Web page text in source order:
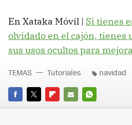
En Xataka Móvil | Si tienes
olvidado en el cajón, tienes
sus usos ocultos para
FACEBOOK
TWITTERFLIPBOARD
E-
WHATSAPP
TEMAS Tutoriales navidad